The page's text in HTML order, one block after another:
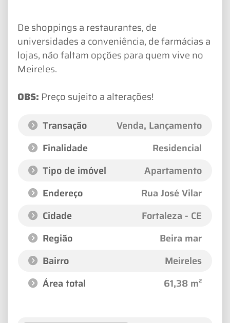
De shoppings a restaurantes, de
universidades a conveniência, de farmácias a
lojas, não faltam opções para quem vive no
Meireles.
OBS: Preço sujeito a alterações!
Transação
Venda, Lançamento
Finalidade
Residencial
Tipo de imóvel
Apartamento
Endereço
Rua José Vilar
Cidade
Fortaleza - CE
Região
Beira mar
Bairro
Meireles
Área total
61,38 m²